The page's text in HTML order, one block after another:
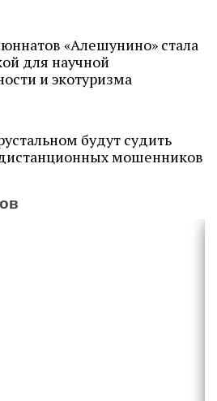
«Алешунино» стала
для научной
и экотуризма
будут судить
мошенников